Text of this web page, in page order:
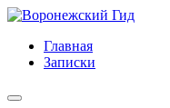
Главная
Записки